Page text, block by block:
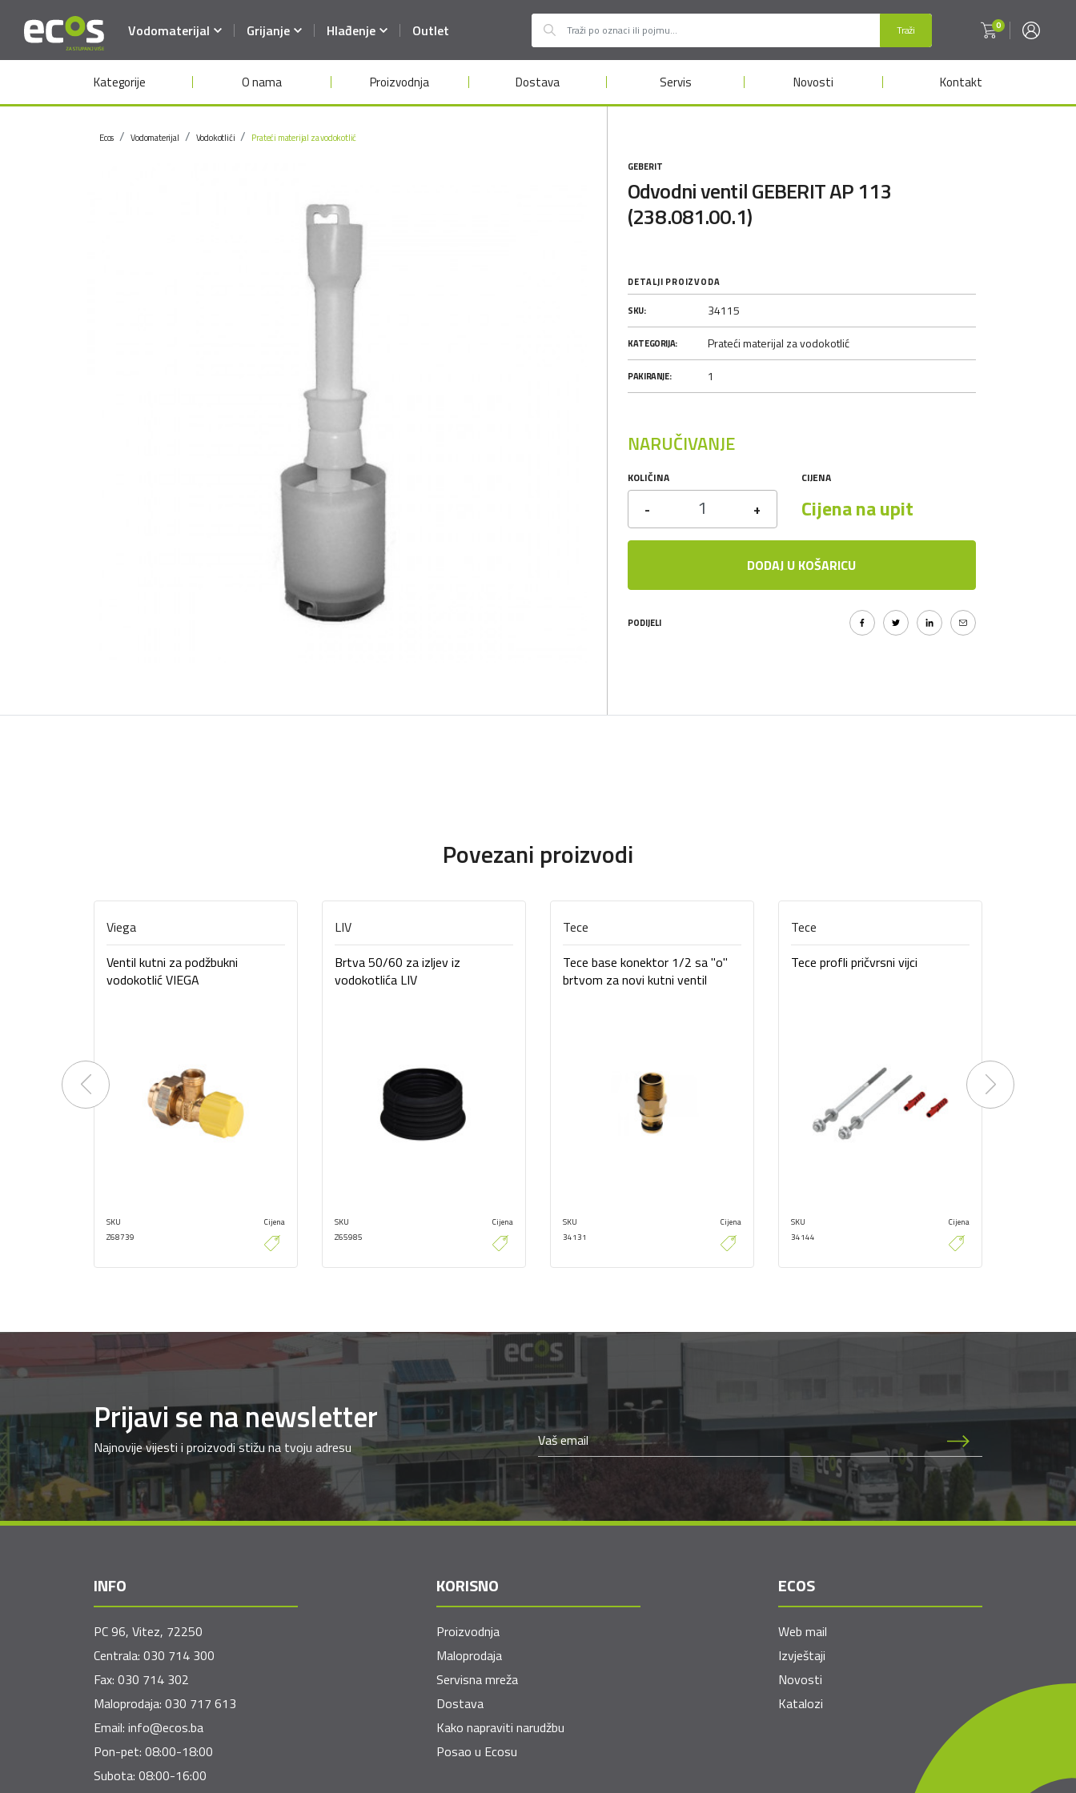
Traži 0
Vodomaterijal Grijanje Hlađenje Outlet
Kategorije O nama Proizvodnja Dostava Servis Novosti Kontakt
Ecos Vodomaterijal Vodokotlići Prateći materijal za vodokotlić
GEBERIT
Odvodni ventil GEBERIT AP 113
(238.081.00.1)
DETALJI PROIZVODA
SKU: 34115
KATEGORIJA: Prateći materijal za vodokotlić
PAKIRANJE: 1
NARUČIVANJE
KOLIČINA
- +
CIJENA
Cijena na upit
DODAJ U KOŠARICU
PODIJELI
Povezani proizvodi
Viega
Ventil kutni za podžbukni
vodokotlić VIEGA
SKU
Z68739
Cijena
LIV
Brtva 50/60 za izljev iz
vodokotlića LIV
SKU
Z65985
Cijena
Tece
Tece base konektor 1/2 sa "o"
brtvom za novi kutni ventil
SKU
34131
Cijena
Tece
Tece profli pričvrsni vijci
SKU
34144
Cijena
Previous Next
Prijavi se na newsletter
Najnovije vijesti i proizvodi stižu na tvoju adresu
INFO
PC 96, Vitez, 72250
Centrala: 030 714 300
Fax: 030 714 302
Maloprodaja: 030 717 613
Email: info@ecos.ba
Pon-pet: 08:00-18:00
Subota: 08:00-16:00
KORISNO
Proizvodnja
Maloprodaja
Servisna mreža
Dostava
Kako napraviti narudžbu
Posao u Ecosu
ECOS
Web mail
Izvještaji
Novosti
Katalozi